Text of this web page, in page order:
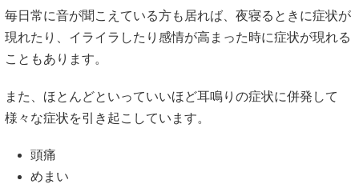
毎日常に音が聞こえている方も居れば、夜寝るときに症状が
現れたり、イライラしたり感情が高まった時に症状が現れる
こともあります。
また、ほとんどといっていいほど耳鳴りの症状に併発して
様々な症状を引き起こしています。
頭痛
めまい